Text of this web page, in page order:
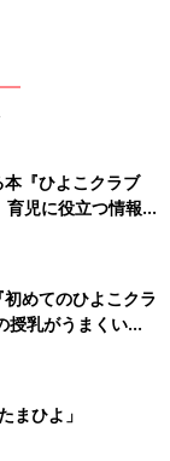
『ひよこクラブ
児に役立つ情報が
めてのひよこクラ
授乳がうまくい
トラブル 解決テ
まひよ」